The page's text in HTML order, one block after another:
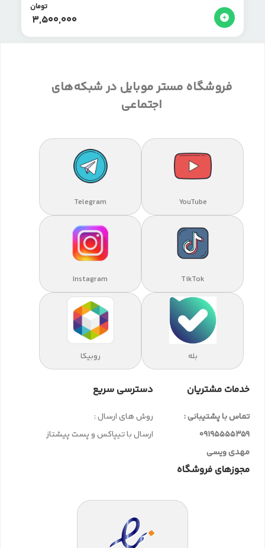
3,500,000
تومان
فروشگاه مستر موبایل در شبکه‌های
اجتماعی
YouTube
Telegram
TikTok
Instagram
بله روبیکا
خدمات مشتریان
تماس با پشتیبانی :
09195555359
مهدی ویسی
دسترسی سریع
روش های ارسال :
ارسال با تیپاکس و پست پیشتاز
مجوزهای فروشگاه